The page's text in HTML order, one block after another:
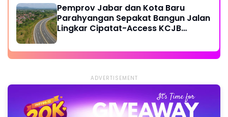
Pemprov Jabar dan Kota Baru
Parahyangan Sepakat Bangun Jalan
Lingkar Cipatat-Access KCJB
ADVERTISEMENT